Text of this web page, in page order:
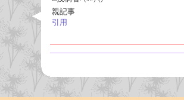
親記事
引用